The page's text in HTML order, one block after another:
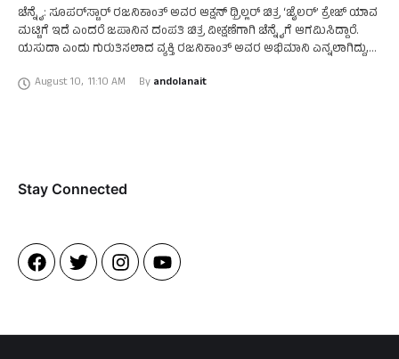
ಚೆನ್ನೈ: ಸೂಪರ್‌ಸ್ಟಾರ್ ರಜನಿಕಾಂತ್ ಅವರ ಆಕ್ಷನ್ ಥ್ರಿಲ್ಲರ್ ಚಿತ್ರ ‘ಜೈಲರ್’ ಕ್ರೇಜ್ ಯಾವ
ಮಟ್ಟಿಗೆ ಇದೆ ಎಂದರೆ ಜಪಾನಿನ ದಂಪತಿ ಚಿತ್ರ ವೀಕ್ಷಣೆಗಾಗಿ ಚೆನ್ನೈಗೆ ಆಗಮಿಸಿದ್ದಾರೆ.
ಯಸುದಾ ಎಂದು ಗುರುತಿಸಲಾದ ವ್ಯಕ್ತಿ ರಜನಿಕಾಂತ್ ಅವರ ಅಭಿಮಾನಿ ಎನ್ನಲಾಗಿದ್ದು,
August 10, 11:10 AM By andolanait
Stay Connected​